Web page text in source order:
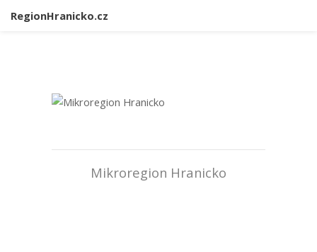
RegionHranicko.cz
Mikroregion Hranicko